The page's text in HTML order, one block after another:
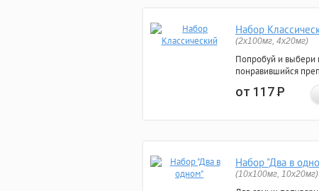
Набор
(2x100мг, 4x20мг)
Попробуй и выбери
понравившийся
от 117Р
Набор "Два в
(10x100мг, 10x20мг)